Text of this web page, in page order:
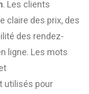
. Les clients
claire des prix, des
des rendez-
ligne. Les mots
utilisés pour